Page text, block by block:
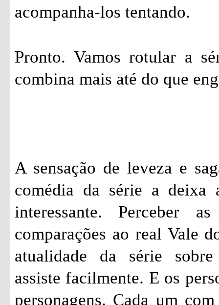
acompanha-los tentando.
Pronto. Vamos rotular a
combina mais até do que
A sensação de leveza e
comédia da série a deixa
interessante. Perceber
comparações ao real Vale
atualidade da série
assiste facilmente. E os
personagens. Cada um